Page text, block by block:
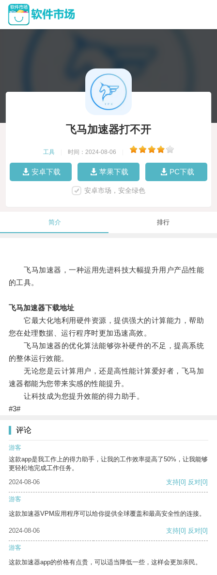
飞马加速器打不开
工具 时间：2024-08-06
安卓下载 苹果下载 PC下载
安卓市场，安全绿色
简介 排行
飞马加速器，一种运用先进科技大幅提升用户产品性能
的工具。
飞马加速器下载地址
它最大化地利用硬件资源，提供强大的计算能力，帮助
您在处理数据、运行程序时更加迅速高效。
飞马加速器的优化算法能够弥补硬件的不足，提高系统
的整体运行效能。
无论您是云计算用户，还是高性能计算爱好者，飞马加
速器都能为您带来实感的性能提升。
让科技成为您提升效能的得力助手。
#3#
评论
游客
这款app是我工作上的得力助手，让我的工作效率提高了50%，让我能够
更轻松地完成工作任务。
2024-08-06
支持[0] 反对[0]
游客
这款加速器VPM应用程序可以给你提供全球覆盖和最高安全性的连接。
2024-08-06 支持[0] 反对[0]
游客
这款加速器app的价格有点贵，可以适当降低一些，这样会更加亲民。